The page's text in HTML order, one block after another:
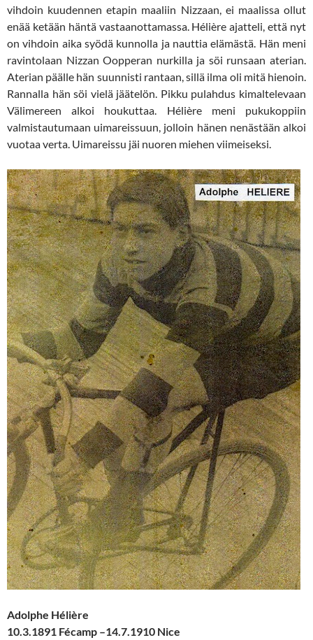
vihdoin kuudennen etapin maaliin Nizzaan, ei maalissa ollut
enää ketään häntä vastaanottamassa. Hélière ajatteli, että nyt
on vihdoin aika syödä kunnolla ja nauttia elämästä. Hän meni
ravintolaan Nizzan Oopperan nurkilla ja söi runsaan aterian.
Aterian päälle hän suunnisti rantaan, sillä ilma oli mitä hienoin.
Rannalla hän söi vielä jäätelön. Pikku pulahdus kimaltelevaan
Välimereen alkoi houkuttaa. Hélière meni pukukoppiin
valmistautumaan uimareissuun, jolloin hänen nenästään alkoi
vuotaa verta. Uimareissu jäi nuoren miehen viimeiseksi.
Adolphe Hélière
10.3.1891 Fécamp –14.7.1910 Nice